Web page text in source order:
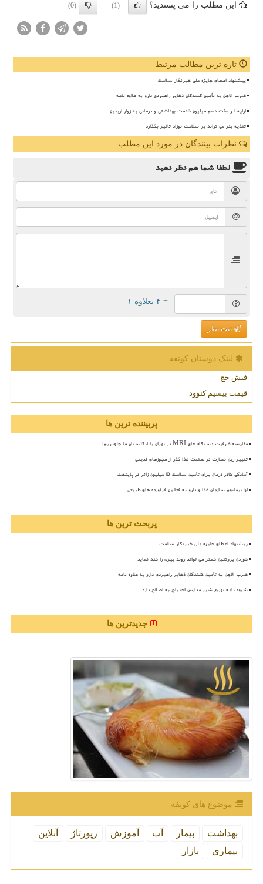
این مطلب را می پسندید؟ (1)
(0)
تازه ترین مطالب مرتبط
پیشنهاد اعطای جایزه ملی خبرنگار سلامت
ضرب الاجل به تأمین کنندگان ذخایر راهبردی دارو به علاوه نامه
ارایه ۱ و هفت دهم میلیون خدمت بهداشتی و درمانی به زوار اربعین
تغذیه پدر می تواند بر سلامت نوزاد تاثیر بگذارد
نظرات بینندگان در مورد این مطلب
لطفا شما همنظر دهید
= ۴ بعلاوه ۱
ثبت نظر
لینک دوستان كونفه
فیش حج
قیمت بیسیم کنوود
پربیننده ترین ها
مقایسه ظرفیت دستگاه های MRI در تهران با انگلستان ما جلوتریم!
تغییر ریل نظارت در صنعت غذا گذر از مجوزهای قدیمی
آمادگی کادر درمان برای تأمین سلامت 15 میلیون زائر در پایتخت
اولتیماتوم سازمان غذا و دارو به فعالین فرآورده های طبیعی
پربحث ترین ها
پیشنهاد اعطای جایزه ملی خبرنگار سلامت
خوردن پروتئین کمتر می تواند روند پیری را کند نماید
ضرب الاجل به تأمین کنندگان ذخایر راهبردی دارو به علاوه نامه
شیوه نامه توزیع شیر مدارس احتیاج به اصلاح دارد
جدیدترین ها
موضوع های كونفه
بهداشت بیمار آب آموزش رپورتاژ
آنلاین
بیماری
بازار